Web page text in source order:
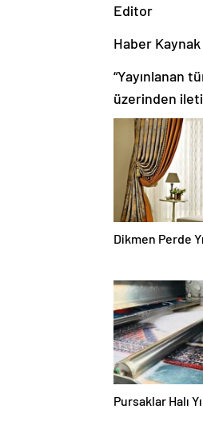
Editor
Haber Kaynak
“Yayınlanan
üzerinden
Dikmen Perde
Pursaklar Halı